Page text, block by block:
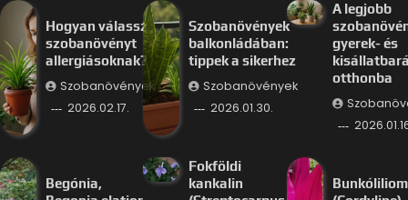
Hogyan válassz
szobanövényt
allergiásoknak?
Szobanövények
2026.02.17.
Szobanövények
balkonládában:
tippek a sikerhez
Szobanövények
2026.01.30.
A legjobb
gyerek- és
otthonba
Begónia,
Fokföldi
kankalin
Bunkóliliom